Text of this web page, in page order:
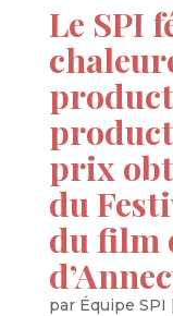
Le SPI
prix
du
du film
par Équipe SPI |